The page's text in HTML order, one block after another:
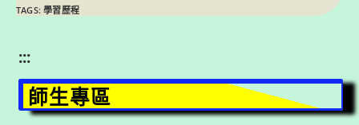
TAGS:學習歷程
:::
師生專區